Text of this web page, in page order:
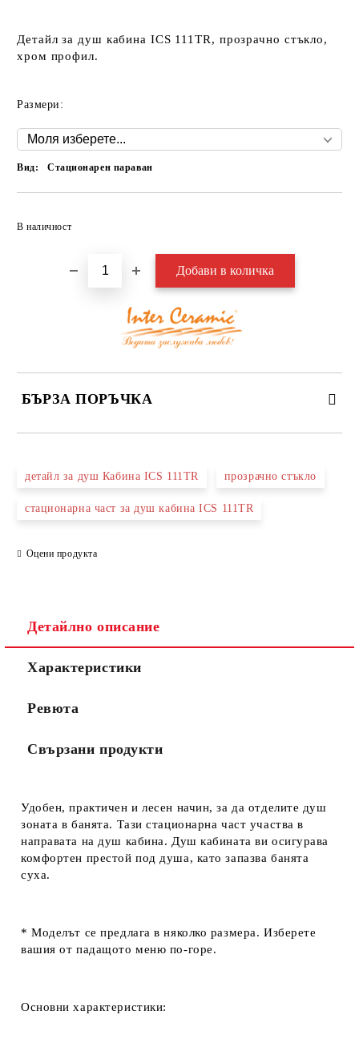
Детайл за душ кабина ICS 111TR, прозрачно стъкло,
хром профил.
Размери:
Вид: Стационарен параван
В наличност
БЪРЗА ПОРЪЧКА
Съгласен съм с
детайл за душ Кабина ICS 111TR прозрачно стъкло
стационарна част за душ кабина ICS 111TR
Оцени продукта
Детайлно описание
Характеристики
Ревюта
Свързани продукти
Удобен, практичен и лесен начин, за да отделите душ
зоната в банята. Тази стационарна част участва в
направата на душ кабина. Душ кабината ви осигурава
комфортен престой под душа, като запазва банята
суха.
* Моделът се предлага вняколко размера. Изберете
вашия от падащото меню по-горе.
Основни характеристики: